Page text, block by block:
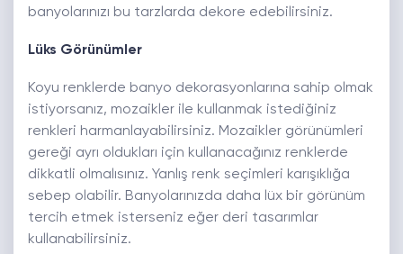
banyolarınızı bu tarzlarda dekore edebilirsiniz.
Lüks Görünümler
Koyu renklerde banyo dekorasyonlarına sahip olmak
istiyorsanız, mozaikler ile kullanmak istediğiniz
renkleri harmanlayabilirsiniz. Mozaikler görünümleri
gereği ayrı oldukları için kullanacağınız renklerde
dikkatli olmalısınız. Yanlış renk seçimleri karışıklığa
sebep olabilir. Banyolarınızda daha lüx bir görünüm
tercih etmek isterseniz eğer deri tasarımlar
kullanabilirsiniz.